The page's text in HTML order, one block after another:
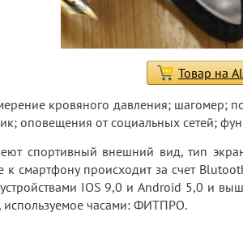
Товар на
кровяного давления; шагомер;
оповещения от социальных сетей;
спортивный внешний вид, тип
к смартфону происходит за счет
IOS 9,0 и Android 5,0 и
используемое часами: ФИТПРО.